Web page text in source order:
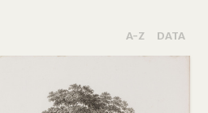
A-Z DATA